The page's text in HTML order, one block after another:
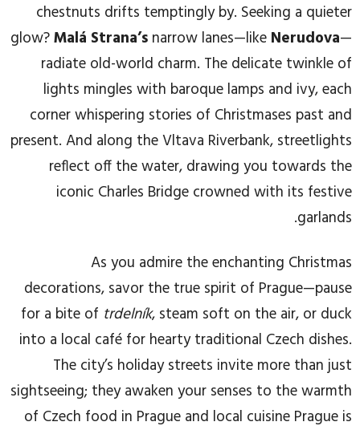
chestnuts drifts temptingly by. Seeking a quieter
glow?Malá Strana’s narrow lanes—like Nerudova—
radiate old-world charm. The delicate twinkle of
lights mingles with baroque lamps and ivy, each
corner whispering stories of Christmases past and
present. And along the Vltava Riverbank, streetlights
reflect off the water, drawing you towards the
iconic Charles Bridge crowned with its festive
garlands.
As you admire the enchanting Christmas
decorations, savor the true spirit of Prague—pause
for a bite of trdelník, steam soft on the air, or duck
into a local café for hearty traditional Czech dishes.
The city’s holiday streets invite more than just
sightseeing; they awaken your senses to the warmth
of Czech food in Prague and local cuisine Prague is